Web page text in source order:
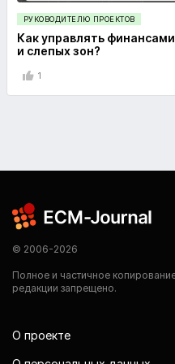
РУКОВОДИТЕЛЮ ПРОЕКТОВ
Как управлять
и слепых зон?
1
© 2006-2026
Полное и частичное
редакции запрещено.
О проекте